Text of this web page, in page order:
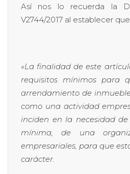
Así nos lo recuerda la
V2744/2017 al establecer
«La finalidad de este
requisitos mínimos para
arrendamiento de
como una actividad
inciden en la necesidad
mínima, de una
empresariales, para que
carácter.